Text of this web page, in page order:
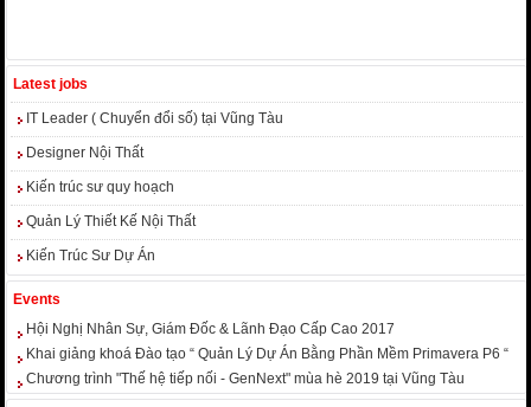
Latest jobs
IT Leader ( Chuyển đổi số) tại Vũng Tàu
Designer Nội Thất
Kiến trúc sư quy hoạch
Quản Lý Thiết Kế Nội Thất
Kiến Trúc Sư Dự Án
Events
Hội Nghị Nhân Sự, Giám Đốc & Lãnh Đạo Cấp Cao 2017
Khai giảng khoá Đào tạo “ Quản Lý Dự Án Bằng Phần Mềm Primavera P6 “
Chương trình "Thế hệ tiếp nối - GenNext" mùa hè 2019 tại Vũng Tàu